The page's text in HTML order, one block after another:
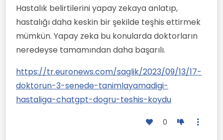
Hastalık belirtilerini yapay zekaya anlatıp,
hastalığı daha keskin bir şekilde teşhis ettirmek
mümkün. Yapay zeka bu konularda doktorların
neredeyse tamamından daha başarılı.
https://tr.euronews.com/saglik/2023/09/13/17-
doktorun-3-senede-tanimlayamadigi-
hastaliga-chatgpt-dogru-teshis-koydu
0